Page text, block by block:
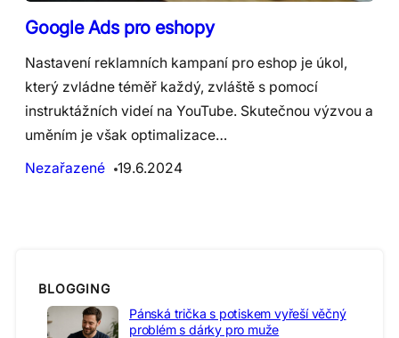
Google Ads pro eshopy
Nastavení reklamních kampaní pro eshop je úkol,
který zvládne téměř každý, zvláště s pomocí
instruktážních videí na YouTube. Skutečnou výzvou a
uměním je však optimalizace…
Nezařazené
19.6.2024
BLOGGING
Pánská trička s potiskem vyřeší věčný
problém s dárky pro muže